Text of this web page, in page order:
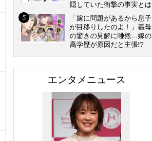
隠していた衝撃の事実とは
「嫁に問題があるから息子
が目移りしたのよ！」義母
の驚きの見解に唖然…嫁の
高学歴が原因だと主張!?
エンタメニュース